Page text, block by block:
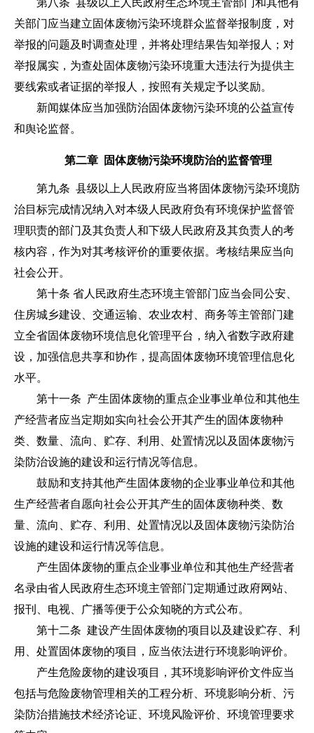
第八条 县级以上人民政府生态环境主管部门和其他有
关部门应当建立固体废物污染环境群众监督举报制度，对
举报的问题及时调查处理，并将处理结果告知举报人；对
举报属实，为查处固体废物污染环境重大违法行为提供主
要线索或者证据的举报人，按照有关规定予以奖励。
新闻媒体应当加强防治固体废物污染环境的公益宣传
和舆论监督。
第二章 固体废物污染环境防治的监督管理
第九条 县级以上人民政府应当将固体废物污染环境防
治目标完成情况纳入对本级人民政府负有环境保护监督管
理职责的部门及其负责人和下级人民政府及其负责人的考
核内容，作为对其考核评价的重要依据。考核结果应当向
社会公开。
第十条 省人民政府生态环境主管部门应当会同公安、
住房城乡建设、交通运输、农业农村、商务等主管部门建
立全省固体废物环境信息化管理平台，纳入省数字政府建
设，加强信息共享和协作，提高固体废物环境管理信息化
水平。
第十一条 产生固体废物的重点企业事业单位和其他生
产经营者应当定期如实向社会公开其产生的固体废物种
类、数量、流向、贮存、利用、处置情况以及固体废物污
染防治设施的建设和运行情况等信息。
鼓励和支持其他产生固体废物的企业事业单位和其他
生产经营者自愿向社会公开其产生的固体废物种类、数
量、流向、贮存、利用、处置情况以及固体废物污染防治
设施的建设和运行情况等信息。
产生固体废物的重点企业事业单位和其他生产经营者
名录由省人民政府生态环境主管部门定期通过政府网站、
报刊、电视、广播等便于公众知晓的方式公布。
第十二条 建设产生固体废物的项目以及建设贮存、利
用、处置固体废物的项目，应当依法进行环境影响评价。
产生危险废物的建设项目，其环境影响评价文件应当
包括与危险废物管理相关的工程分析、环境影响分析、污
染防治措施技术经济论证、环境风险评价、环境管理要求